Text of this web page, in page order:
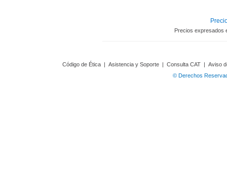
Precios expresados
Código de Ética | Asistencia y Soporte | Consulta CAT | Aviso
© Derechos